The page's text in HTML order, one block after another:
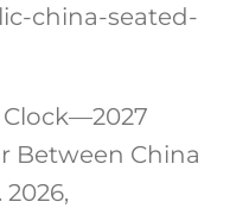
china-seated-
Between China
2026,